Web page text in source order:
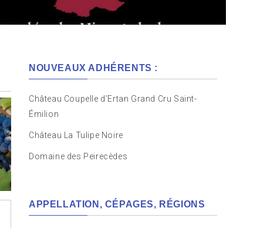
NOUVEAUX ADHÉRENTS :
Château Coupelle d’Ertan Grand Cru Saint-
Émilion
Château La Tulipe Noire
Domaine des Peirecèdes
APPELLATION, CÉPAGES, RÉGIONS